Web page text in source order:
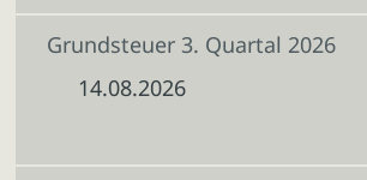
Grundsteuer 3. Quartal 2026
14.08.2026